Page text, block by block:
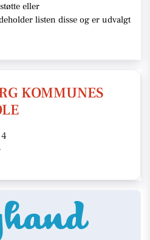
eller
listen disse og er udvalgt
KOMMUNES